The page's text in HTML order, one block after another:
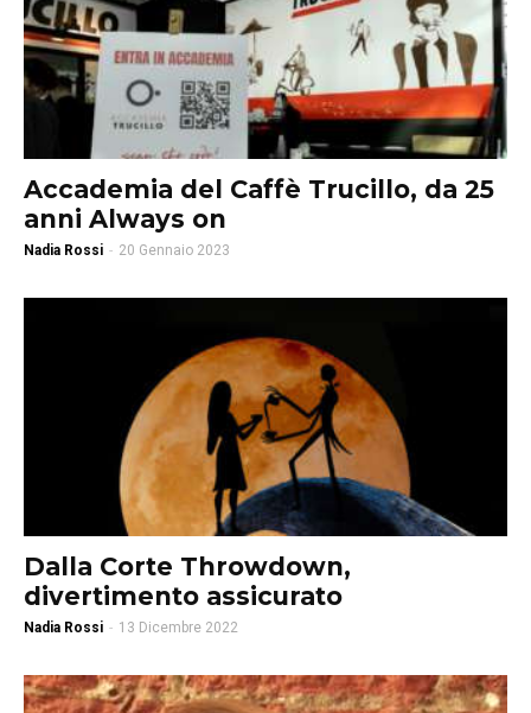
Accademia del Caffè Trucillo, da 25
anni Always on
Nadia Rossi - 20 Gennaio 2023
Dalla Corte Throwdown,
divertimento assicurato
Nadia Rossi - 13 Dicembre 2022